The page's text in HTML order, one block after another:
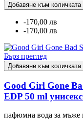
Добавяне към количката
-170,00 лв
-170,00 лв
Бърз преглед
Добавяне към количката
Good Girl Gone
EDP 50 ml
пафюмна вода за мъже